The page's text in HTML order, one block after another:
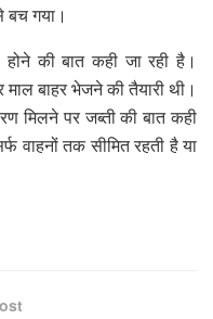
बच गया।
की बात कही जा रही है।
बाहर भेजने की तैयारी थी।
मिलने पर जब्ती की बात कही
वाहनों तक सीमित रहती है या